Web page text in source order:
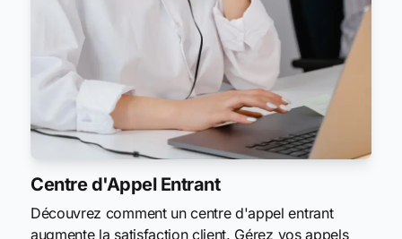
Centre d'Appel Entrant
Découvrez comment un centre d'appel entrant
augmente la satisfaction client. Gérez vos appels